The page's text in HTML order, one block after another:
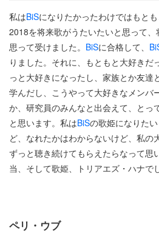
私はBiSになりたかったわけではもと
2018を将来歌がうたいたいと思って
思って受けました。 BiSに合格して、
りました。それに、もともと大好きだ
っと大好きになったし、家族とか友達
学んだし、こうやって大好きなメンバ
か、研究員のみんなと出会えて、とっ
と思います。私はBiSの歌姫になりた
ど、なれたかはわからないけど、私の
ずっと聴き続けてもらえたらなって思
当、そして歌姫、トリアエズ・ハナでし
ペリ・ウブ